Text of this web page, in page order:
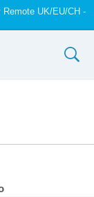
UK/EU/CH -